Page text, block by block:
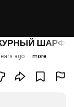
ШАРФ
ago more